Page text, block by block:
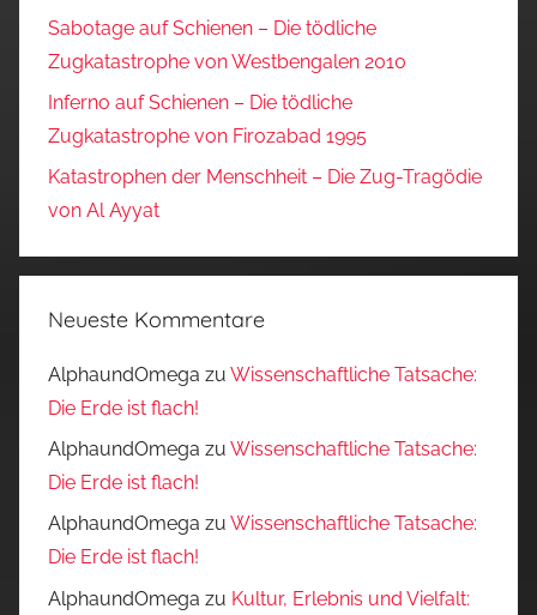
Sabotage auf Schienen – Die tödliche
Zugkatastrophe von Westbengalen 2010
Inferno auf Schienen – Die tödliche
Zugkatastrophe von Firozabad 1995
Katastrophen der Menschheit – Die Zug-Tragödie
von Al Ayyat
Neueste Kommentare
AlphaundOmega zu Wissenschaftliche Tatsache:
Die Erde ist flach!
AlphaundOmega zu Wissenschaftliche Tatsache:
Die Erde ist flach!
AlphaundOmega zu Wissenschaftliche Tatsache:
Die Erde ist flach!
AlphaundOmega zu Kultur, Erlebnis und Vielfalt: